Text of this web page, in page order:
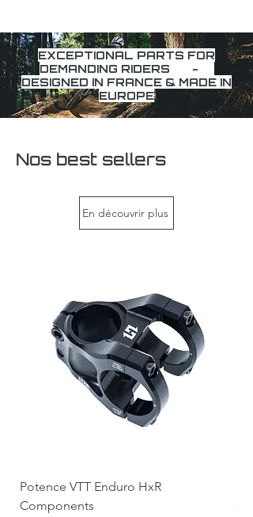
EXCEPTIONAL PARTS FOR
DEMANDING RIDERS -
DESIGNED IN FRANCE & MADE IN
EUROPE
Nos best sellers
En découvrir plus
Potence VTT Enduro HxR
Components